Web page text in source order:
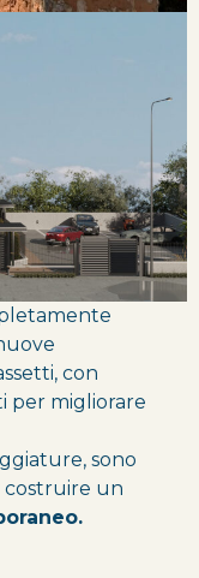
con
per migliorare
sono
costruire un